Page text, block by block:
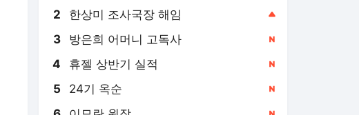
2 한상미 조사국장 해임
3 방은희 어머니 고독사
4 휴젤 상반기 실적
5 24기 옥순